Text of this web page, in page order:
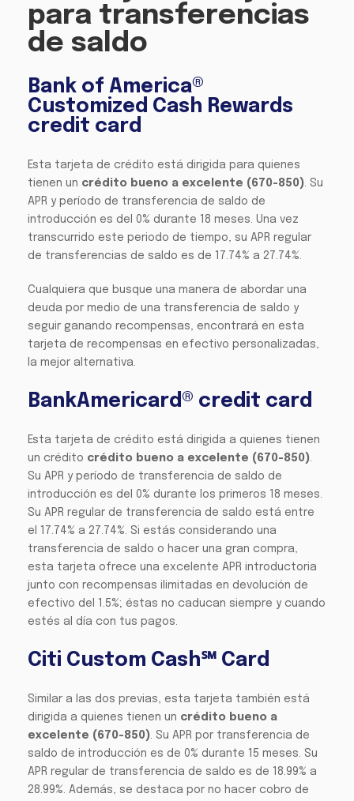
para transferencias
de saldo
Bank of America®
Customized Cash Rewards
credit card
Esta tarjeta de crédito está dirigida para quienes
tienen un crédito bueno a excelente (670-850) . Su
APR y período de transferencia de saldo de
introducción es del 0% durante 18 meses. Una vez
transcurrido este periodo de tiempo, su APR regular
de transferencias de saldo es de 17.74% a 27.74%.
Cualquiera que busque una manera de abordar una
deuda por medio de una transferencia de saldo y
seguir ganando recompensas, encontrará en esta
tarjeta de recompensas en efectivo personalizadas,
la mejor alternativa.
BankAmericard® credit card
Esta tarjeta de crédito está dirigida a quienes tienen
un crédito crédito bueno a excelente (670-850)
Su APR y período de transferencia de saldo de
introducción es del 0% durante los primeros 18 meses.
Su APR regular de transferencia de saldo está entre
el 17.74% a 27.74%. Si estás considerando una
transferencia de saldo o hacer una gran compra,
esta tarjeta ofrece una excelente APR introductoria
junto con recompensas ilimitadas en devolución de
efectivo del 1.5%; éstas no caducan siempre y cuando
estés al día con tus pagos.
Citi Custom Cash℠ Card
Similar a las dos previas, esta tarjeta también está
dirigida a quienes tienen un crédito bueno a
excelente (670-850) . Su APR por transferencia de
saldo de introducción es de 0% durante 15 meses. Su
APR regular de transferencia de saldo es de 18.99% a
28.99%. Además, se destaca por no hacer cobro de